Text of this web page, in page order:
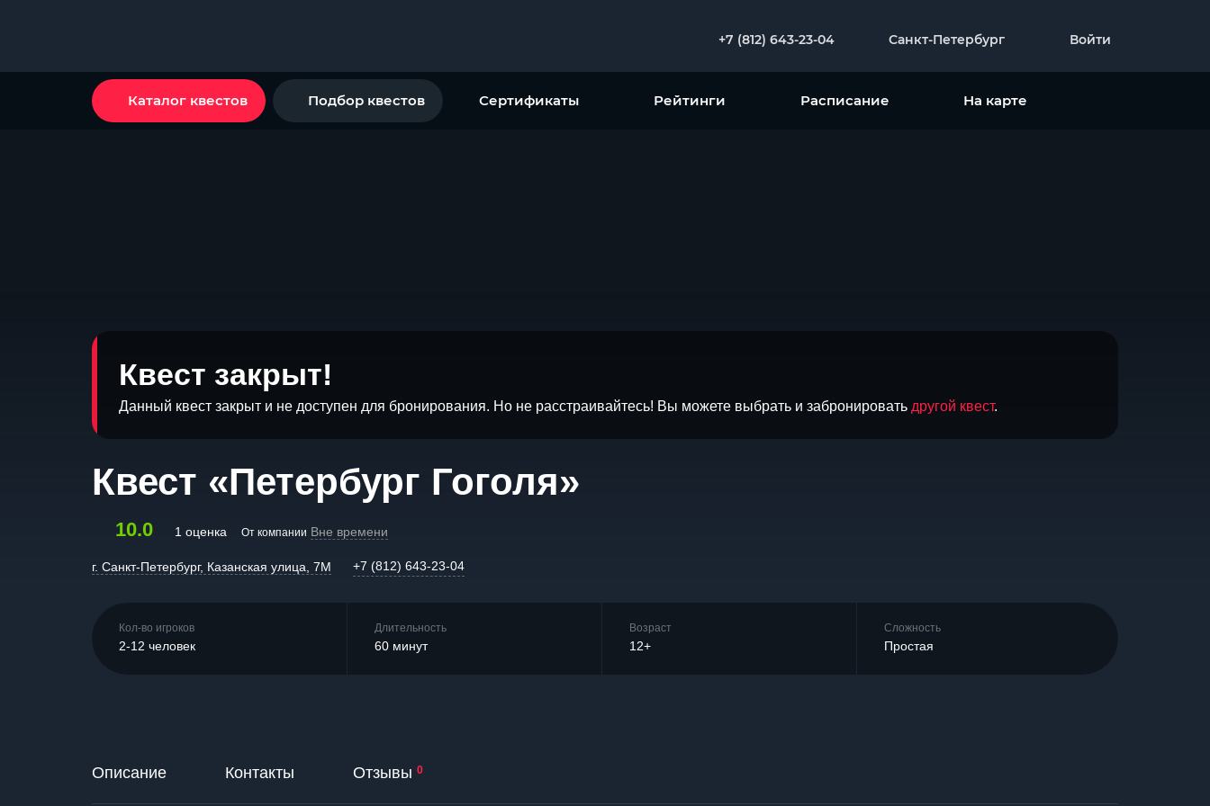
+7 (812) 643-23-04 Санкт-Петербург Войти
Каталог квестов Подбор квестов Сертификаты Рейтинги Расписание На карте
Квест закрыт!
Данный квест закрыт и не доступен для бронирования. Но не расстраивайтесь! Вы можете выбрать и забронировать другой квест.
Квест «Петербург Гоголя»
10.0 1 оценка От компании Вне времени
г. Санкт-Петербург, Казанская улица, 7М +7 (812) 643-23-04
Кол-во игроков
2-12 человек
Длительность
60 минут
Возраст
12+
Сложность
Простая
Описание Контакты Отзывы 0